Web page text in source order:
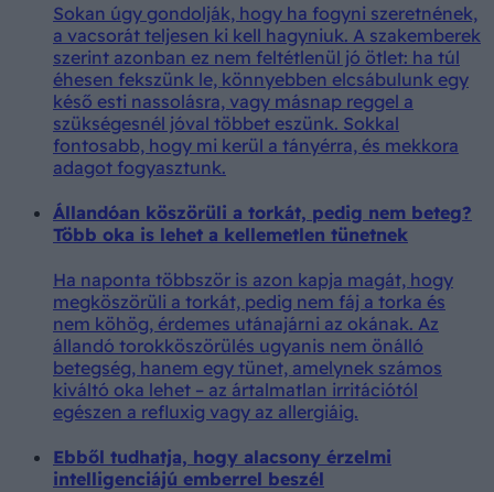
Sokan úgy gondolják, hogy ha fogyni szeretnének,
a vacsorát teljesen ki kell hagyniuk. A szakemberek
szerint azonban ez nem feltétlenül jó ötlet: ha túl
éhesen fekszünk le, könnyebben elcsábulunk egy
késő esti nassolásra, vagy másnap reggel a
szükségesnél jóval többet eszünk. Sokkal
fontosabb, hogy mi kerül a tányérra, és mekkora
adagot fogyasztunk.
Állandóan köszörüli a torkát, pedig nem beteg?
Több oka is lehet a kellemetlen tünetnek
Ha naponta többször is azon kapja magát, hogy
megköszörüli a torkát, pedig nem fáj a torka és
nem köhög, érdemes utánajárni az okának. Az
állandó torokköszörülés ugyanis nem önálló
betegség, hanem egy tünet, amelynek számos
kiváltó oka lehet – az ártalmatlan irritációtól
egészen a refluxig vagy az allergiáig.
Ebből tudhatja, hogy alacsony érzelmi
intelligenciájú emberrel beszél